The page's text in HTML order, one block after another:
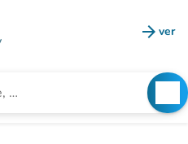
arrow_forward ver